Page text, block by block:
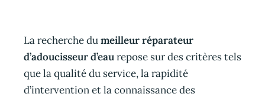
La recherche dumeilleur réparateur
d’adoucisseur d’eaurepose sur des critères tels
que la qualité du service, la rapidité
d’intervention et la connaissance des